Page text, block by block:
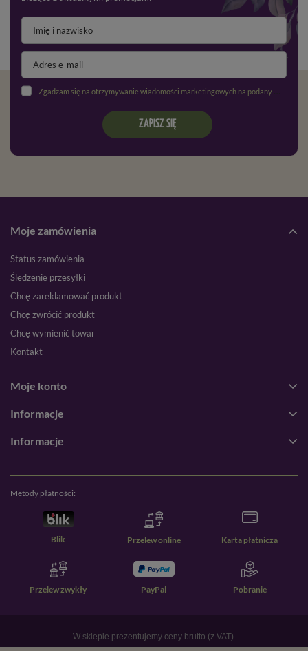
Zgadzam się na otrzymywanie wiadomości marketingowych na podany adres e-mail oraz przetwarzanie danych osobowych zgodnie z
ZAPISZ SIĘ
Moje zamówienia
Status zamówienia
Śledzenie przesyłki
Chcę zareklamować produkt
Chcę zwrócić produkt
Chcę wymienić towar
Kontakt
Moje konto
Informacje
Informacje
Metody płatności:
Blik Przelew online Karta płatnicza
Przelew zwykły PayPal Pobranie
W sklepie prezentujemy ceny brutto (z VAT).